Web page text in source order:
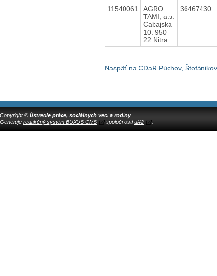
11540061
AGRO
TAMI, a.s.
Cabajská
10, 950
22 Nitra
36467430
Naspäť na CDaR Púchov,
Copyright © Ústredie práce, sociálnych vecí a rodiny
Generuje redakčný systém BUXUS CMS spoločnostiui42